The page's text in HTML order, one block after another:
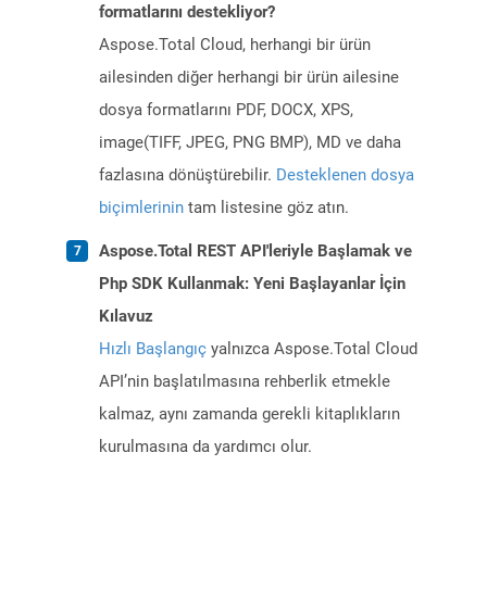
formatlarını destekliyor?
Aspose.Total Cloud, herhangi bir ürün
ailesinden diğer herhangi bir ürün ailesine
dosya formatlarını PDF, DOCX, XPS,
image(TIFF, JPEG, PNG BMP), MD ve daha
fazlasına dönüştürebilir. Desteklenen dosya
biçimlerinin tam listesine göz atın.
Aspose.Total REST API'leriyle Başlamak ve
Php SDK Kullanmak: Yeni Başlayanlar İçin
Kılavuz
Hızlı Başlangıç yalnızca Aspose.Total Cloud
API’nin başlatılmasına rehberlik etmekle
kalmaz, aynı zamanda gerekli kitaplıkların
kurulmasına da yardımcı olur.